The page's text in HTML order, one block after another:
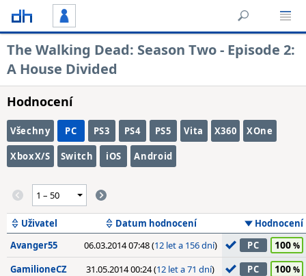
The Walking Dead: Season Two - Episode 2:
A House Divided
Hodnocení
Všechny PC PS3 PS4 PS5 Vita X360 XOne
XboxX/S Switch iOS Android
Uživatel Datum hodnocení
Hodnocení
Avanger55
06.03.2014 07:48 (12 let a 156 dní) PC 100
GamilioneCZ 31.05.2014 00:24 (12 let a 71 dní) PC 100